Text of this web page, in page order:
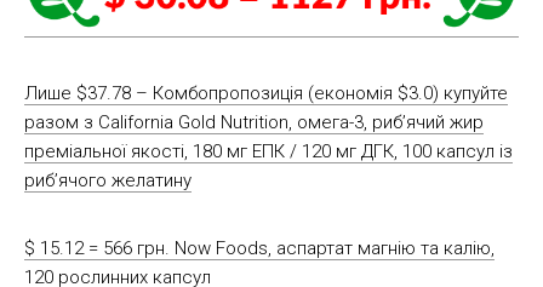
Лише $37.78 – Комбопропозиція (економія $3.0) купуйте
разом з California Gold Nutrition, омега-3, риб’ячий жир
преміальної якості, 180 мг ЕПК / 120 мг ДГК, 100 капсул із
риб’ячого желатину
$ 15.12 = 566 грн. Now Foods, аспартат магнію та калію,
120 рослинних капсул